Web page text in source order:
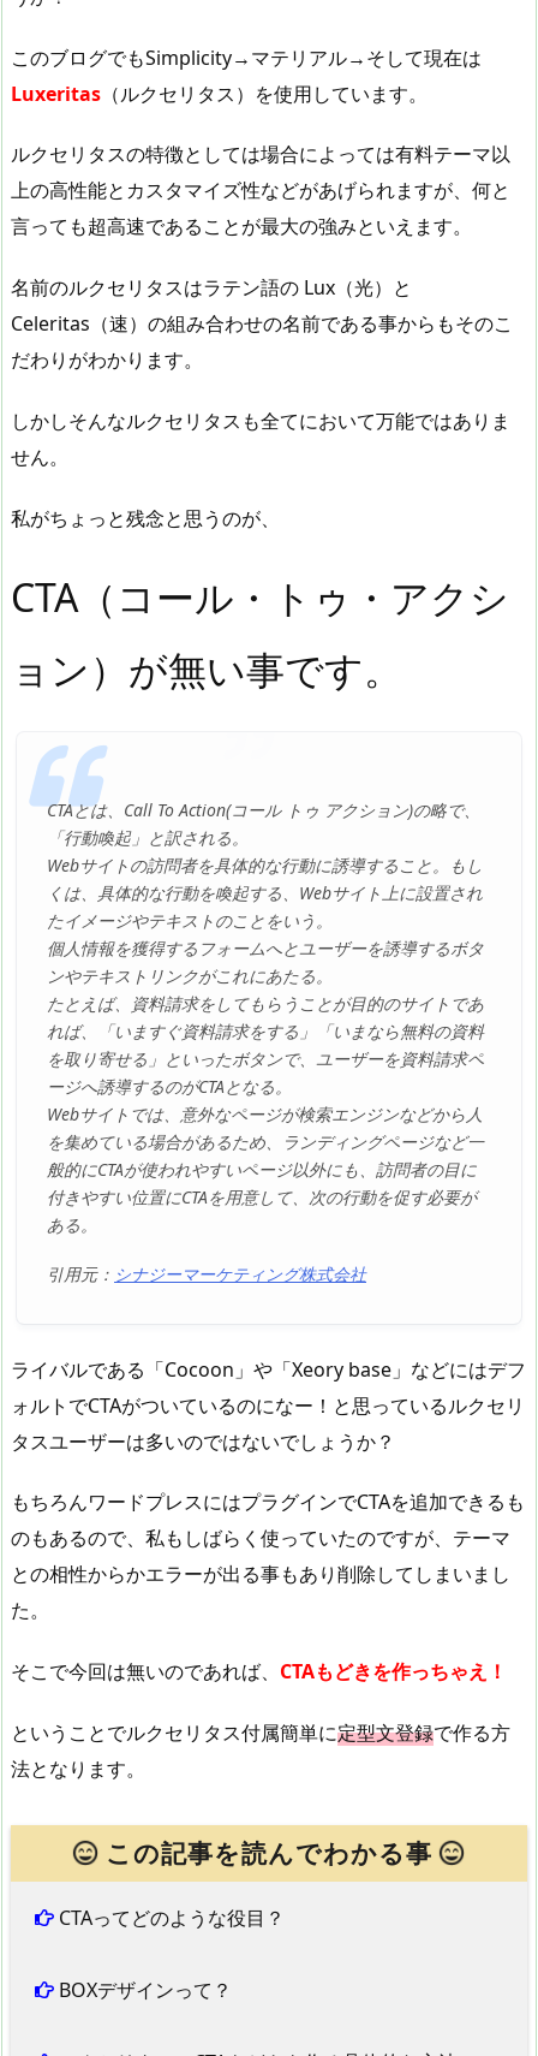
このブログでもSimplicity→マテリアル→そして現在は
Luxeritas （ルクセリタス）を使用しています。
ルクセリタスの特徴としては場合によっては有料テーマ以
上の高性能とカスタマイズ性などがあげられますが、何と
言っても超高速であることが最大の強みといえます。
名前のルクセリタスはラテン語の Lux（光）と
Celeritas（速）の組み合わせの名前である事からもそのこ
だわりがわかります。
しかしそんなルクセリタスも全てにおいて万能ではありま
せん。
私がちょっと残念と思うのが、
CTA（コール・トゥ・アクシ
ョン）が無い事です。
CTAとは、Call To Action(コール トゥ アクション)の略で、
「行動喚起」と訳される。
Webサイトの訪問者を具体的な行動に誘導すること。もし
くは、具体的な行動を喚起する、Webサイト上に設置され
たイメージやテキストのことをいう。
個人情報を獲得するフォームへとユーザーを誘導するボタ
ンやテキストリンクがこれにあたる。
たとえば、資料請求をしてもらうことが目的のサイトであ
れば、「いますぐ資料請求をする」「いまなら無料の資料
を取り寄せる」といったボタンで、ユーザーを資料請求ペ
ージへ誘導するのがCTAとなる。
Webサイトでは、意外なページが検索エンジンなどから人
を集めている場合があるため、ランディングページなど一
般的にCTAが使われやすいページ以外にも、訪問者の目に
付きやすい位置にCTAを用意して、次の行動を促す必要が
ある。
引用元： シナジーマーケティング株式会社
ライバルである「Cocoon」や「Xeory base」などにはデフ
ォルトでCTAがついているのになー！と思っているルクセリ
タスユーザーは多いのではないでしょうか？
もちろんワードプレスにはプラグインでCTAを追加できるも
のもあるので、私もしばらく使っていたのですが、テーマ
との相性からかエラーが出る事もあり削除してしまいまし
た。
そこで今回は無いのであれば、 CTAもどきを作っちゃえ！
ということでルクセリタス付属簡単に定型文登録で作る方
法となります。
この記事を読んでわかる事
CTAってどのような役目？
BOXデザインって？